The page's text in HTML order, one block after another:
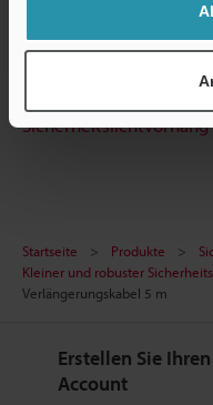
Fragen
Sicherheitslichtvorhang
Startseite Produkte
Kleiner und robuster
Verlängerungskabel 5 m
Erstellen Sie Ihren
Account